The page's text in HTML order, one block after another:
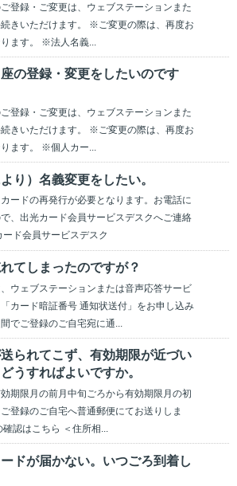
登録・ご変更は、ウェブステーションまた
きいただけます。 ※ご変更の際は、再度お
ます。 ※法人名義...
の登録・変更をしたいのです
登録・ご変更は、ウェブステーションまた
きいただけます。 ※ご変更の際は、再度お
ます。 ※個人カー...
り）名義変更をしたい。
ードの再発行が必要となります。お電話に
、出光カード会員サービスデスクへご連絡
ード会員サービスデスク
てしまったのですが？
ウェブステーションまたは音声応答サービ
カード暗証番号 通知状送付」をお申し込み
でご登録のご自宅宛に通...
られてこず、有効期限が近づい
うすればよいですか。
期限月の前月中旬ごろから有効期限月の初
登録のご自宅へ普通郵便にてお送りしま
認はこちら ＜住所相...
ドが届かない。いつごろ到着し